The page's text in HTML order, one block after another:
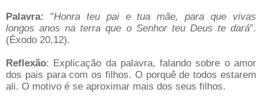
Palavra: "Honra teu pai e tua mãe, para que vivas
longos anos na terra que o Senhor teu Deus te dará”.
(Êxodo 20,12).
Reflexão: Explicação da palavra, falando sobre o amor
dos pais para com os filhos. O porquê de todos estarem
ali. O motivo é se aproximar mais dos seus filhos.